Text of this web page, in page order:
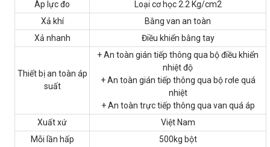
Áp lực đo
Loại cơ học 2.2 Kg/cm2
Xả khí
Bằng van an toàn
Xả nhanh
Điều khiển bằng tay
Thiết bị an toàn áp
suất
+ An toàn gián tiếp thông qua bộ điều khiển
nhiệt độ
+ An toàn gián tiếp thông qua bộ rơle quá
nhiệt
+ An toàn trực tiếp thông qua van quá áp
Xuất xứ
Việt Nam
Mỗi lần hấp
500kg bột